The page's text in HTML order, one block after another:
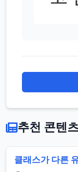
추천 콘텐
클래스가 다른